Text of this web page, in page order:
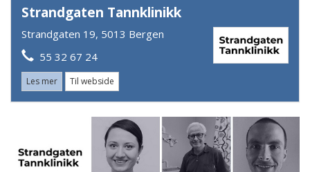
Strandgaten Tannklinikk
Strandgaten 19, 5013 Bergen
55 32 67 24​
Les mer Til webside